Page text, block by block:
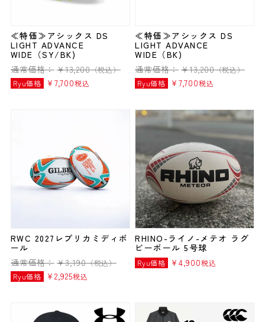
≪特価≫アシックス DS
LIGHT ADVANCE
WIDE（SY/BK)
通常価格： ¥13,200（税込）
Ryu価格
¥ 7,700税込
≪特価≫アシックス DS
LIGHT ADVANCE
WIDE（BK)
通常価格： ¥13,200（税込）
Ryu価格
¥ 7,700税込
RWC 2027レプリカミディボ
ール
通常価格： ¥3,190（税込）
Ryu価格
¥ 2,925税込
RHINO-ライノ-メテオ ラグ
ビーボール 5号球
Ryu価格 ¥ 4,900税込